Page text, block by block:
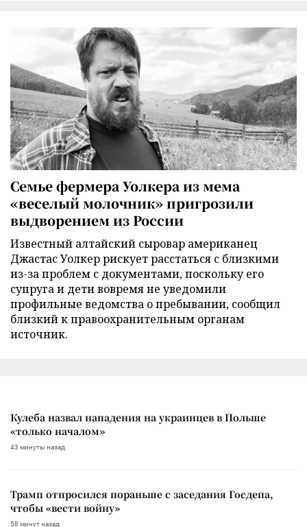
Семье фермера Уолкера из мема
«веселый молочник» пригрозили
выдворением из России
Известный алтайский сыровар американец
Джастас Уолкер рискует расстаться с близкими
из-за проблем с документами, поскольку его
супруга и дети вовремя не уведомили
профильные ведомства о пребывании, сообщил
близкий к правоохранительным органам
источник.
Кулеба назвал нападения на украинцев в Польше
«только началом»
43 минуты назад
Трамп отпросился пораньше с заседания Госдепа,
чтобы «вести войну»
58 минут назад